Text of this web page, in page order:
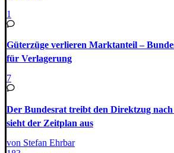
1
Güterzüge verlieren Marktanteil –
für Verlagerung
7
Der Bundesrat treibt den Direktzug
sieht der Zeitplan aus
von Stefan Ehrbar